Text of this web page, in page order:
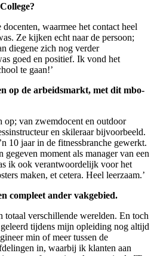
waarmee het contact heel
Ze kijken echt naar de persoon;
diegene zich nog verder
goed en positief. Ik vond het
te gaan!’
op de arbeidsmarkt, met dit mbo-
op; van zwemdocent en outdoor
en skileraar bijvoorbeeld.
10 jaar in de fitnessbranche gewerkt.
gegeven moment als manager van een
ik ook verantwoordelijk voor het
maken, et cetera. Heel leerzaam.’
compleet ander vakgebied.
totaal verschillende werelden. En toch
tijdens mijn opleiding nog altijd
min of meer tussen de
in, waarbij ik klanten aan